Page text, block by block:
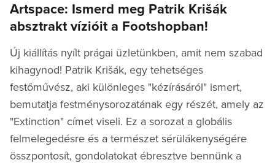
Artspace: Ismerd meg Patrik Krišák
absztrakt vízióit a Footshopban!
Új kiállítás nyílt prágai üzletünkben, amit nem szabad
kihagynod! Patrik Krišák, egy tehetséges
festőművész, aki különleges "kézírásáról" ismert,
bemutatja festménysorozatának egy részét, amely az
"Extinction" címet viseli. Ez a sorozat a globális
felmelegedésre és a természet sérülákenységére
összpontosít, gondolatokat ébresztve bennünk a